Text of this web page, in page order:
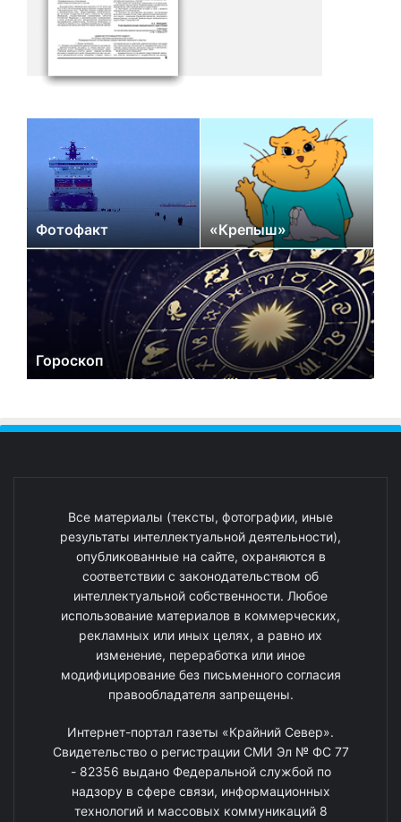
Фотофакт «Крепыш»
Гороскоп
Все материалы (тексты, фотографии, иные
результаты интеллектуальной деятельности),
опубликованные на сайте, охраняются в
соответствии с законодательством об
интеллектуальной собственности. Любое
использование материалов в коммерческих,
рекламных или иных целях, а равно их
изменение, переработка или иное
модифицирование без письменного согласия
правообладателя запрещены.
Интернет-портал газеты «Крайний Север».
Свидетельство о регистрации СМИ Эл № ФС 77
- 82356 выдано Федеральной службой по
надзору в сфере связи, информационных
технологий и массовых коммуникаций 8